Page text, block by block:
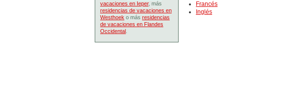
Francés
Inglés
vacaciones en Ieper, más
residencias de vacaciones en
Westhoek o más residencias
de vacaciones en Flandes
Occidental